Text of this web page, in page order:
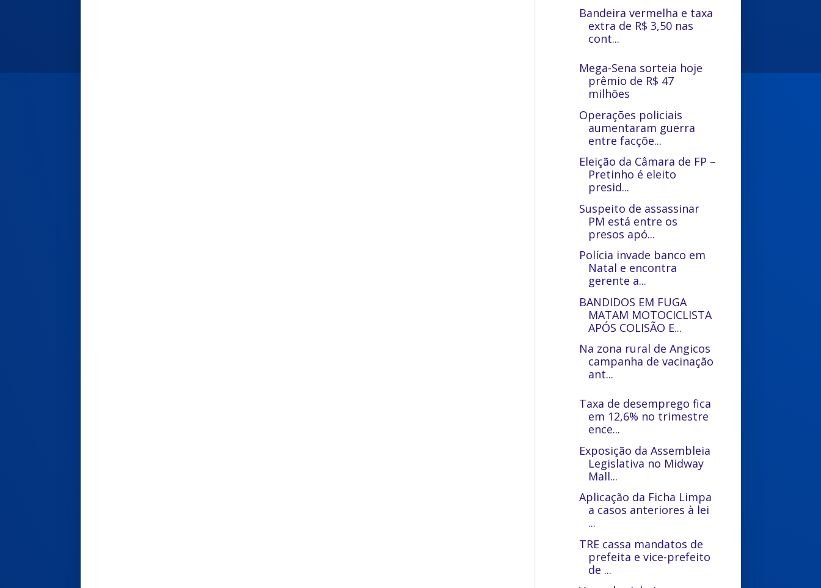
Bandeira vermelha e taxa
extra de R$ 3,50 nas
cont...
Mega-Sena sorteia hoje
prêmio de R$ 47
milhões
Operações policiais
aumentaram guerra
entre facçõe...
Eleição da Câmara de FP –
Pretinho é eleito
presid...
Suspeito de assassinar
PM está entre os
presos apó...
Polícia invade banco em
Natal e encontra
gerente a...
BANDIDOS EM FUGA
MATAM MOTOCICLISTA
APÓS COLISÃO E...
Na zona rural de Angicos
campanha de vacinação
ant...
Taxa de desemprego fica
em 12,6% no trimestre
ence...
Exposição da Assembleia
Legislativa no Midway
Mall...
Aplicação da Ficha Limpa
a casos anteriores à lei
...
TRE cassa mandatos de
prefeita e vice-prefeito
de ...